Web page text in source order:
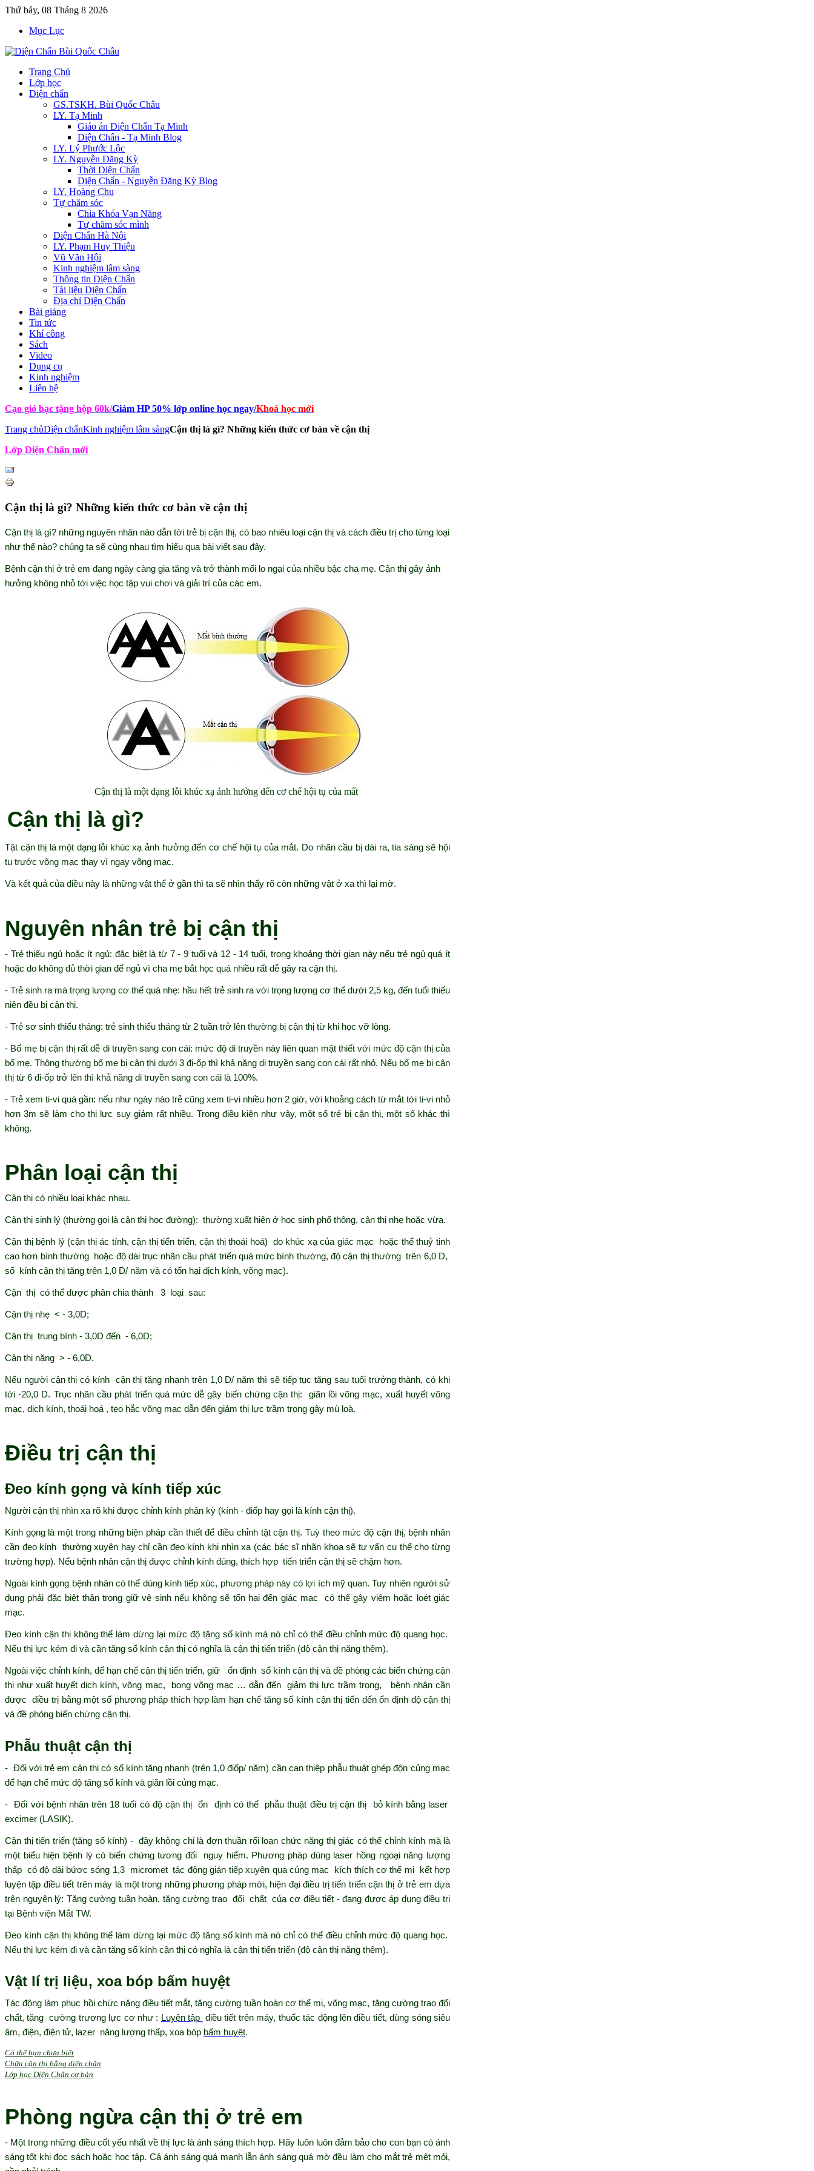
Thứ bảy, 08 Tháng 8 2026
Mục Lục
Trang Chủ
Lớp học
Diện chẩn
GS.TSKH. Bùi Quốc Châu
LY. Tạ Minh
Giáo án Diện Chẩn Tạ Minh
Diện Chẩn - Tạ Minh Blog
LY. Lý Phước Lộc
LY. Nguyễn Đăng Kỳ
Thời Diện Chẩn
Diện Chẩn - Nguyễn Đăng Kỳ Blog
LY. Hoàng Chu
Tự chăm sóc
Chìa Khóa Vạn Năng
Tự chăm sóc mình
Diện Chẩn Hà Nội
LY. Phạm Huy Thiệu
Vũ Văn Hội
Kinh nghiệm lâm sàng
Thông tin Diện Chẩn
Tài liệu Diện Chẩn
Địa chỉ Diện Chẩn
Bài giảng
Tin tức
Khí công
Sách
Video
Dụng cụ
Kinh nghiệm
Liên hệ
Cạo gió bạc tặng hộp 60k/Giảm HP 50% lớp online học ngay/Khoá học mới
Trang chủDiện chẩnKinh nghiệm lâm sàngCận thị là gì? Những kiến thức cơ bản về cận thị
Lớp Diện Chẩn mới
Cận thị là gì? Những kiến thức cơ bản về cận thị
Cận thị là gì? những nguyên nhân nào dẫn tới trẻ bị cận thị, có bao nhiêu loại cận thị và cách điều trị cho từng loại
như thế nào? chúng ta sẽ cùng nhau tìm hiểu qua bài viết sau đây.
Bệnh cận thị ở trẻ em đang ngày càng gia tăng và trở thành mối lo ngại của nhiều bậc cha mẹ. Cận thị gây ảnh
hưởng không nhỏ tới việc học tập vui chơi và giải trí của các em.
Cận thị là một dạng lỗi khúc xạ ảnh hưởng đến cơ chế hội tụ của mất
Cận thị là gì?
Tật cận thị là một dạng lỗi khúc xạ ảnh hưởng đến cơ chế hội tụ của mắt. Do nhãn cầu bị dài ra, tia sáng sẽ hội
tụ trước võng mạc thay vì ngay võng mạc.
Và kết quả của điều này là những vật thể ở gần thì ta sẽ nhìn thấy rõ còn những vật ở xa thì lại mờ.
Nguyên nhân trẻ bị cận thị
- Trẻ thiếu ngủ hoặc ít ngủ: đặc biệt là từ 7 - 9 tuổi và 12 - 14 tuổi, trong khoảng thời gian này nếu trẻ ngủ quá ít
hoặc do không đủ thời gian để ngủ vì cha mẹ bắt học quá nhiều rất dễ gây ra cận thị.
- Trẻ sinh ra mà trọng lượng cơ thể quá nhẹ: hầu hết trẻ sinh ra với trọng lượng cơ thể dưới 2,5 kg, đến tuổi thiếu
niên đều bị cận thị.
- Trẻ sơ sinh thiếu tháng: trẻ sinh thiếu tháng từ 2 tuần trở lên thường bị cận thị từ khi học vỡ lòng.
- Bố mẹ bị cận thị rất dễ di truyền sang con cái: mức độ di truyền này liên quan mật thiết với mức độ cận thị của
bố mẹ. Thông thường bố mẹ bị cận thị dưới 3 đi-ốp thì khả năng di truyền sang con cái rất nhỏ. Nếu bố mẹ bị cận
thị từ 6 đi-ốp trở lên thì khả năng di truyền sang con cái là 100%.
- Trẻ xem ti-vi quá gần: nếu như ngày nào trẻ cũng xem ti-vi nhiều hơn 2 giờ, với khoảng cách từ mắt tới ti-vi nhỏ
hơn 3m sẽ làm cho thị lực suy giảm rất nhiều. Trong điều kiện như vậy, một số trẻ bị cận thị, một số khác thì
không.
Phân loại cận thị
Cận thị có nhiều loại khác nhau.
Cận thị sinh lý (thường gọi là cận thị học đường): thường xuất hiện ở học sinh phổ thông, cận thị nhẹ hoặc vừa.
Cận thị bệnh lý (cận thị ác tính, cận thị tiến triển, cận thị thoái hoá) do khúc xạ của giác mạc hoặc thể thuỷ tinh
cao hơn bình thường hoặc độ dài trục nhãn cầu phát triển quá mức bình thường, độ cận thị thường trên 6,0 D,
số kính cận thị tăng trên 1,0 D/ năm và có tổn hại dịch kính, võng mạc).
Cận thị có thể dược phân chia thành 3 loại sau:
Cận thị nhẹ < - 3,0D;
Cận thị trung bình - 3,0D đến - 6,0D;
Cận thị nặng > - 6,0D.
Nếu người cận thị có kính cận thị tăng nhanh trên 1,0 D/ năm thì sẽ tiếp tục tăng sau tuổi trưởng thành, có khi
tới -20,0 D. Trục nhãn cầu phát triển quá mức dễ gây biến chứng cận thị: giãn lồi võng mạc, xuất huyết võng
mạc, dịch kính, thoái hoá , teo hắc võng mạc dẫn đến giảm thị lực trầm trọng gây mù loà.
Điều trị cận thị
Đeo kính gọng và kính tiếp xúc
Người cận thị nhìn xa rõ khi được chỉnh kính phân kỳ (kính - điốp hay gọi là kính cận thị).
Kính gọng là một trong những biện pháp cần thiết để điều chỉnh tật cận thị. Tuỳ theo mức độ cận thị, bệnh nhân
cần đeo kính thường xuyên hay chỉ cần đeo kính khi nhìn xa (các bác sĩ nhãn khoa sẽ tư vấn cụ thể cho từng
trường hợp). Nếu bệnh nhân cận thị được chỉnh kính đúng, thích hợp tiến triển cận thị sẽ chậm hơn.
Ngoài kính gọng bệnh nhân có thể dùng kính tiếp xúc, phương pháp này có lợi ích mỹ quan. Tuy nhiên người sử
dụng phải đặc biệt thận trọng giữ vệ sinh nếu không sẽ tổn hại đến giác mạc có thể gây viêm hoặc loét giác
mạc.
Đeo kính cận thị không thể làm dừng lại mức độ tăng số kính mà nó chỉ có thể điều chỉnh mức độ quang học.
Nếu thị lực kém đi và cần tăng số kính cận thị có nghĩa là cận thị tiến triển (độ cận thị năng thêm).
Ngoài việc chỉnh kính, để hạn chế cận thị tiến triển, giữ ổn định số kính cận thị và đề phòng các biến chứng cận
thị như xuất huyết dịch kính, võng mạc, bong võng mạc … dẫn đến giảm thị lực trầm trọng, bệnh nhân cần
được điều trị bằng một số phương pháp thích hợp làm hạn chế tăng số kính cận thị tiến đến ổn định độ cận thị
và đề phòng biến chứng cận thị.
Phẫu thuật cận thị
- Đối với trẻ em cận thị có số kính tăng nhanh (trên 1,0 điốp/ năm) cần can thiệp phẫu thuật ghép độn củng mạc
để hạn chế mức độ tăng số kính và giãn lồi củng mạc.
- Đối với bệnh nhân trên 18 tuổi có độ cận thị ổn định có thể phẫu thuật điều trị cận thị bỏ kính bằng laser
excimer (LASIK).
Cận thị tiến triển (tăng số kính) - đây không chỉ là đơn thuần rối loạn chức năng thị giác có thể chỉnh kính mà là
một biểu hiện bệnh lý có biến chứng tương đối nguy hiểm. Phương pháp dùng laser hồng ngoại năng lượng
thấp có độ dài bứơc sóng 1,3 micromet tác động gián tiếp xuyên qua củng mạc kích thích cơ thể mi kết hợp
luyện tập điều tiết trên máy là một trong những phương pháp mới, hiện đại điều trị tiến triển cận thị ở trẻ em dựa
trên nguyên lý: Tăng cường tuần hoàn, tăng cường trao đổi chất của cơ điều tiết - đang được áp dụng điều trị
tại Bệnh viện Mắt TW.
Đeo kính cận thị không thể làm dừng lại mức độ tăng số kính mà nó chỉ có thể điều chỉnh mức độ quang học.
Nếu thị lực kém đi và cần tăng số kính cận thị có nghĩa là cận thị tiến triển (độ cận thị năng thêm).
Vật lí trị liệu, xoa bóp bấm huyệt
Tác động làm phục hồi chức năng điều tiết mắt, tăng cường tuần hoàn cơ thể mi, võng mạc, tăng cường trao đổi
chất, tăng cường trương lực cơ như : Luyện tập điều tiết trên máy, thuốc tác động lên điều tiết, dùng sóng siêu
âm, điện, điện tử, lazer năng lượng thấp, xoa bóp bấm huyệt.
Có thể bạn chưa biết
Chữa cận thị bằng diện chẩn
Lớp học Diện Chẩn cơ bản
Phòng ngừa cận thị ở trẻ em
- Một trong những điều cốt yếu nhất về thị lực là ánh sáng thích hợp. Hãy luôn luôn đảm bảo cho con bạn có ánh
sáng tốt khi đọc sách hoặc học tập. Cả ánh sáng quá mạnh lẫn ánh sáng quá mờ đều làm cho mắt trẻ mệt mỏi,